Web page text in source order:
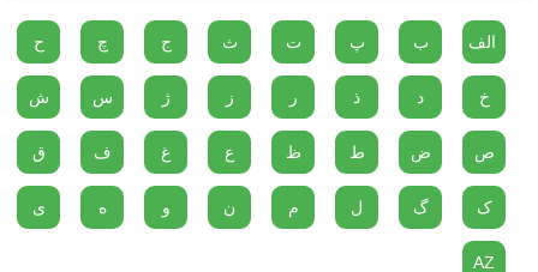
الف ب پ ت ث ج چ ح
خ د ذ ر ز ژ س ش
ص ض ط ظ ع غ ف ق
ک گ ل م ن و ه ی
AZ